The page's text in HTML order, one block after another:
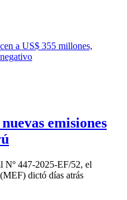
emisiones
Nº 447-2025-EF/52, el
dictó días atrás